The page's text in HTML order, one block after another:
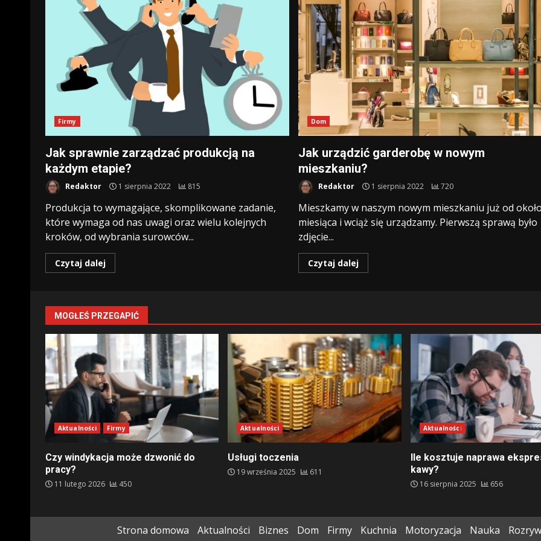
Firmy
Jak sprawnie zarządzać produkcją na
każdym etapie?
Redaktor 1 sierpnia 2022 815
Produkcja to wymagające, skomplikowane zadanie,
które wymaga od nas uwagi oraz wielu kolejnych
kroków, od wybrania surowców...
Czytaj dalej
Dom
Jak urządzić garderobę w nowym
mieszkaniu?
Redaktor 1 sierpnia 2022 720
Mieszkamy w naszym nowym mieszkaniu już od
miesiąca i wciąż się urządzamy. Pierwszą sprawą było
zdjęcie...
Czytaj dalej
MOGŁEŚ PRZEGAPIĆ
Aktualności Firmy
Czy windykacja może dzwonić do
pracy?
11 lutego 2026 450
Aktualności
Usługi toczenia
19 września 2025 611
Aktualności
Ile kosztuje naprawa
kawy?
16 sierpnia 2025 656
Strona domowa Aktualności Biznes Dom Firmy Kuchnia Motoryzacja Nauka